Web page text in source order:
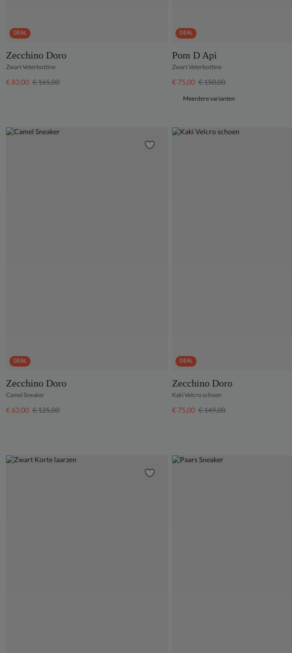
DEAL
Zecchino Doro
Zwart Veterbottine
€ 83,00 € 165,00
DEAL
Pom D Api
Zwart Veterbottine
€ 75,00 € 150,00
Meerdere varianten
DEAL
Zecchino Doro
Camel Sneaker
€ 63,00 € 125,00
DEAL
Zecchino Doro
Kaki Velcro schoen
€ 75,00 € 149,00